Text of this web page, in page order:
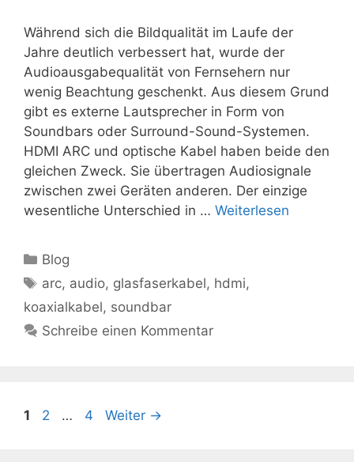
Während sich die Bildqualität im Laufe der
Jahre deutlich verbessert hat, wurde der
Audioausgabequalität von Fernsehern nur
wenig Beachtung geschenkt. Aus diesem Grund
gibt es externe Lautsprecher in Form von
Soundbars oder Surround-Sound-Systemen.
HDMI ARC und optische Kabel haben beide den
gleichen Zweck. Sie übertragen Audiosignale
zwischen zwei Geräten anderen. Der einzige
wesentliche Unterschied in … Weiterlesen
Kategorien
Blog
Schlagwörter
arc, audio, glasfaserkabel, hdmi,
koaxialkabel, soundbar
Schreibe einen Kommentar
Seite
1 Seite
2 … Seite
4 Weiter →